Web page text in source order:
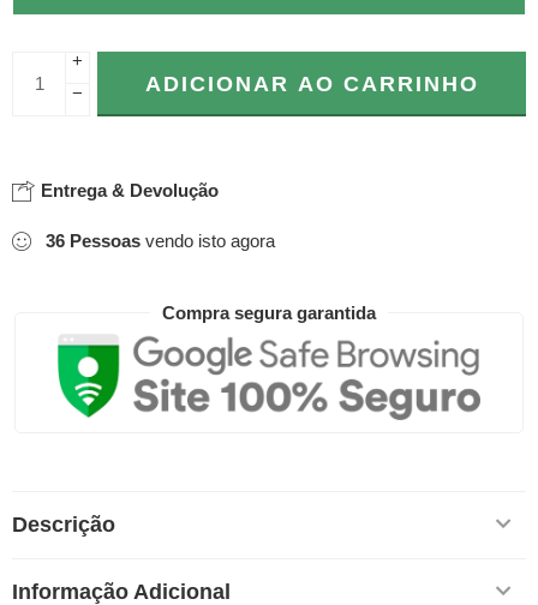
+
−
ADICIONAR AO CARRINHO
Entrega & Devolução
36 Pessoas vendo isto agora
Compra segura garantida
Descrição
Informação Adicional